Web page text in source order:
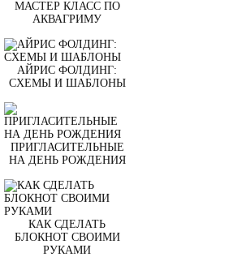
МАСТЕР КЛАСС ПО
АКВАГРИМУ
АЙРИС ФОЛДИНГ:
СХЕМЫ И ШАБЛОНЫ
ПРИГЛАСИТЕЛЬНЫЕ
НА ДЕНЬ РОЖДЕНИЯ
КАК СДЕЛАТЬ
БЛОКНОТ СВОИМИ
РУКАМИ